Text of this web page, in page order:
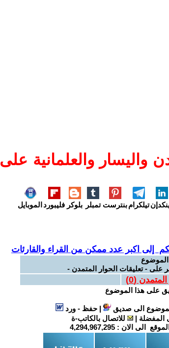
واليسار والعلمانية على
تيلكرامبنترست تمبلر بلوكر فليبورد الموبايل
إلى اكبر عدد ممكن من القراء والقارئات
على - تعليقات الحوار المتمدن -
المتمدن (0
)
على هذا الموضوع
الى صديق |حفظ - ورد
المفضلة |
للاتصال بالكاتب-ة
الى الان :4,294,967,295